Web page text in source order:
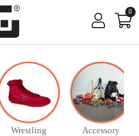
0
Wrestling Accessory